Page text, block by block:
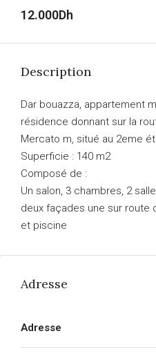
12.000Dh
Description
Dar bouazza, appartement
résidence donnant sur la
Mercato m, situé au 2eme
Superficie : 140 m2
Composé de :
Un salon, 3 chambres, 2
deux façades une sur route
et piscine
Adresse
Adresse